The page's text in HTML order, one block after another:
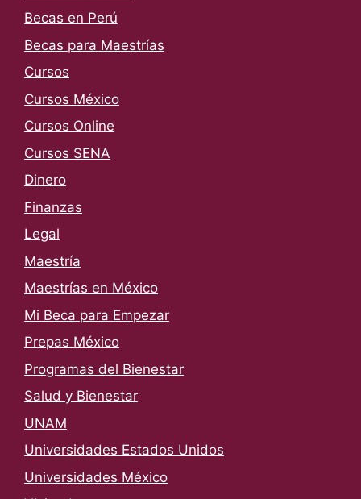
Becas en Perú
Becas para Maestrías
Cursos
Cursos México
Cursos Online
Cursos SENA
Dinero
Finanzas
Legal
Maestría
Maestrías en México
Mi Beca para Empezar
Prepas México
Programas del Bienestar
Salud y Bienestar
UNAM
Universidades Estados Unidos
Universidades México